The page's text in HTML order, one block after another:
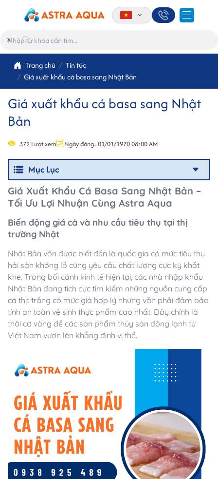
×
Trang chủ
Tin tức
Giá xuất khẩu cá basa sang Nhật Bản
Giá xuất khẩu cá basa sang Nhật
Bản
372 Lượt xem Ngày đăng: 01/01/1970 08:00 AM
Mục Lục
Giá Xuất Khẩu Cá Basa Sang Nhật Bản –
Tối Ưu Lợi Nhuận Cùng Astra Aqua
Biến động giá cả và nhu cầu tiêu thụ tại thị
trường Nhật
Nhật Bản vốn được biết đến là quốc gia có mức tiêu thụ
hải sản khổng lồ cùng yêu cầu chất lượng cực kỳ khắt
khe. Trong bối cảnh kinh tế hiện tại, các nhà nhập khẩu
Nhật Bản đang tích cực tìm kiếm những nguồn cung cấp
cá thịt trắng có mức giá hợp lý nhưng vẫn phải đảm bảo
tính an toàn vệ sinh thực phẩm cao nhất. Đây chính là
thời cơ vàng để các sản phẩm thủy sản đông lạnh từ
Việt Nam vươn lên khẳng định vị thế.